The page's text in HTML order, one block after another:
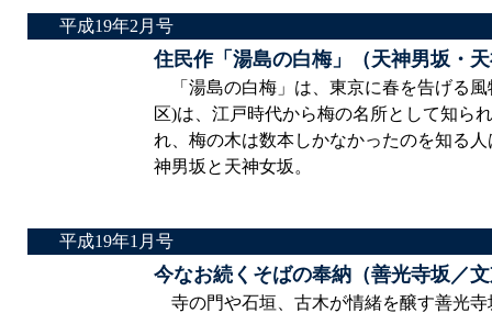
平成19年2月号
住民作「湯島の白梅」（天神男坂・
「湯島の白梅」は、東京に春を告げる
区)は、江戸時代から梅の名所として知ら
れ、梅の木は数本しかなかったのを知る
神男坂と天神女坂。
平成19年1月号
今なお続くそばの奉納（善光寺坂／
寺の門や石垣、古木が情緒を醸す善光